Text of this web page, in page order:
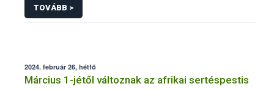
TOVÁBB >
2024. február 26, hétfő
Március 1-jétől változnak az afrikai sertéspestis